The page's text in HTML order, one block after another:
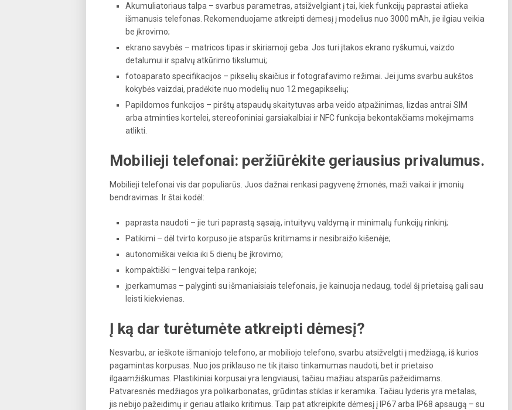
Akumuliatoriaus talpa – svarbus parametras, atsižvelgiant į tai, kiek funkcijų paprastai atlieka
išmanusis telefonas. Rekomenduojame atkreipti dėmesį į modelius nuo 3000 mAh, jie ilgiau veikia
be įkrovimo;
ekrano savybės – matricos tipas ir skiriamoji geba. Jos turi įtakos ekrano ryškumui, vaizdo
detalumui ir spalvų atkūrimo tikslumui;
fotoaparato specifikacijos – pikselių skaičius ir fotografavimo režimai. Jei jums svarbu aukštos
kokybės vaizdai, pradėkite nuo modelių nuo 12 megapikselių;
Papildomos funkcijos – pirštų atspaudų skaitytuvas arba veido atpažinimas, lizdas antrai SIM
arba atminties kortelei, stereofoniniai garsiakalbiai ir NFC funkcija bekontakčiams mokėjimams
atlikti.
Mobilieji telefonai: peržiūrėkite geriausius privalumus.
Mobilieji telefonai vis dar populiarūs. Juos dažnai renkasi pagyvenę žmonės, maži vaikai ir įmonių
bendravimas. Ir štai kodėl:
paprasta naudoti – jie turi paprastą sąsają, intuityvų valdymą ir minimalų funkcijų rinkinį;
Patikimi – dėl tvirto korpuso jie atsparūs kritimams ir nesibraižo kišenėje;
autonomiškai veikia iki 5 dienų be įkrovimo;
kompaktiški – lengvai telpa rankoje;
įperkamumas – palyginti su išmaniaisiais telefonais, jie kainuoja nedaug, todėl šį prietaisą gali sau
leisti kiekvienas.
Į ką dar turėtumėte atkreipti dėmesį?
Nesvarbu, ar ieškote išmaniojo telefono, ar mobiliojo telefono, svarbu atsižvelgti į medžiagą, iš kurios
pagamintas korpusas. Nuo jos priklauso ne tik įtaiso tinkamumas naudoti, bet ir prietaiso
ilgaamžiškumas. Plastikiniai korpusai yra lengviausi, tačiau mažiau atsparūs pažeidimams.
Patvaresnės medžiagos yra polikarbonatas, grūdintas stiklas ir keramika. Tačiau lyderis yra metalas,
jis nebijo pažeidimų ir geriau atlaiko kritimus. Taip pat atkreipkite dėmesį į IP67 arba IP68 apsaugą – su